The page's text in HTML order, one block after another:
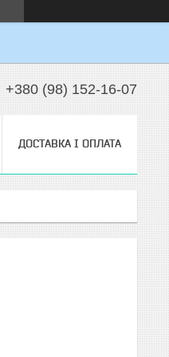
+380 (98) 152-16-07
ДОСТАВКА І ОПЛАТА